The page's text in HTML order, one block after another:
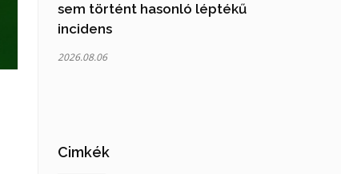
sem történt hasonló léptékű
incidens
2026.08.06
Cimkék